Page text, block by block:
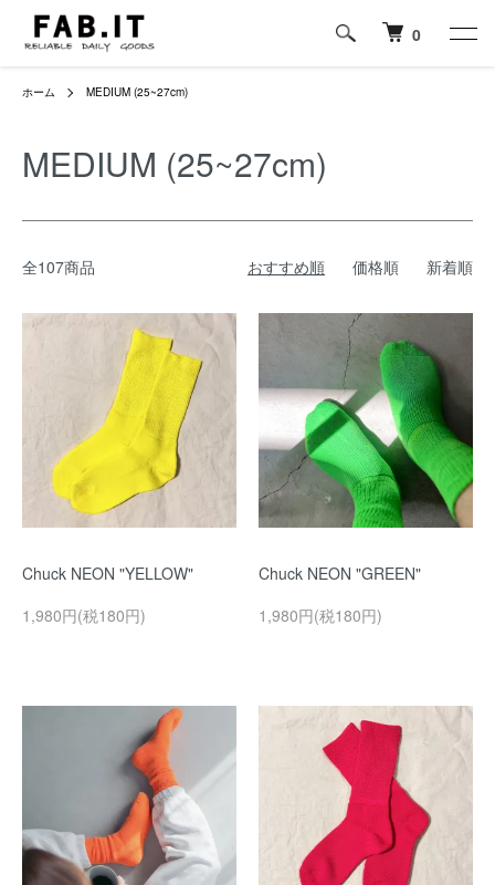
0
ホーム MEDIUM (25~27cm)
MEDIUM (25~27cm)
全107商品 おすすめ順 価格順 新着順
Chuck NEON "YELLOW"
1,980円(税180円)
Chuck NEON "GREEN"
1,980円(税180円)